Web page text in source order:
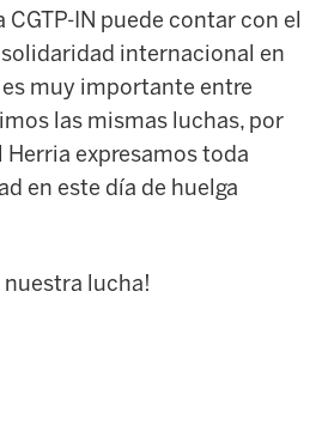
CGTP-IN puede contar con el
solidaridad internacional en
muy importante entre
las mismas luchas, por
Herria expresamos toda
en este día de huelga
nuestra lucha!